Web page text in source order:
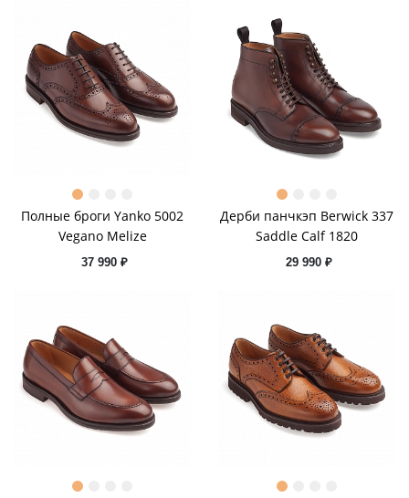
Полные броги Yanko 5002
Vegano Melize
37 990 ₽
Дерби панчкэп Berwick 337
Saddle Calf 1820
29 990 ₽